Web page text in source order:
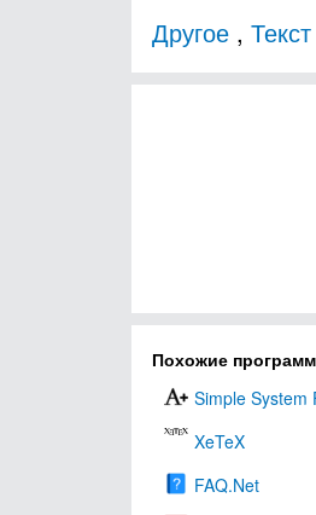
Другое , Текст
Похожие
Simple System
XeTeX
FAQ.Net